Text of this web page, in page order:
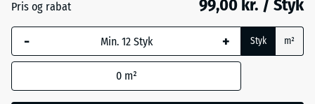
(medmindre andet
x
Pris og rabat 99,00 kr. / Styk
- + Styk m²
0 m²